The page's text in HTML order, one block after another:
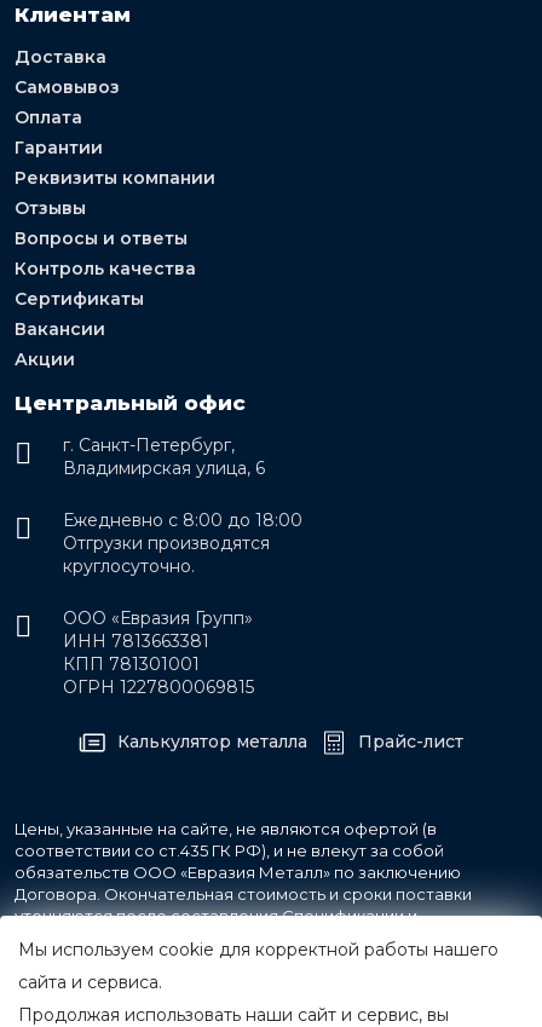
Клиентам
Доставка
Самовывоз
Оплата
Гарантии
Реквизиты компании
Отзывы
Вопросы и ответы
Контроль качества
Сертификаты
Вакансии
Акции
Центральный офис
г. Санкт-Петербург,
Владимирская улица, 6
Ежедневно с 8:00 до 18:00
Отгрузки производятся
круглосуточно.
ООО «Евразия Групп»
ИНН 7813663381
КПП 781301001
ОГРН 1227800069815
Калькулятор металла Прайс-лист
Цены, указанные на сайте, не являются офертой (в
соответствии со ст.435 ГК РФ), и не влекут за собой
обязательств ООО «Евразия Металл» по заключению
Договора. Окончательная стоимость и сроки поставки
уточняются после составления Спецификации и
фиксируются в Счете на оплату, а также Спецификации на
поставку товара.
© 2007-2026 Все права защищены.
Мы используем cookie для корректной работы нашего
сайта и сервиса.
Продолжая использовать наши сайт и сервис, вы